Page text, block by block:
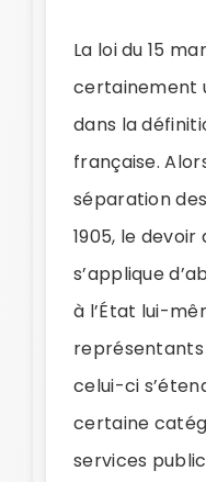
La loi du 15
certainement
dans la
française.
séparation
1905, le devoir
s’applique
à l’État lui-
représentants
celui-ci
certaine
services